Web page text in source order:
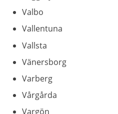
Valbo
Vallentuna
Vallsta
Vänersborg
Varberg
Vårgårda
Vargön